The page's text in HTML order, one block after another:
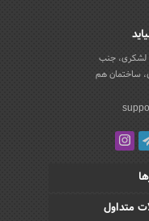
لشکری، جنب
ساختمان هم
متداول